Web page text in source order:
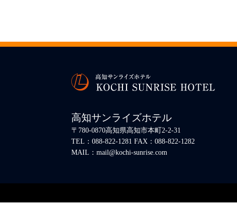
高知サンライズホテル
〒780-0870高知県高知市本町2-2-31
TEL：088-822-1281 FAX：088-822-1282
MAIL：mail@kochi-sunrise.com